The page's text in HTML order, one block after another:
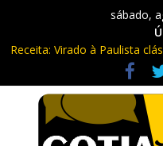
sábado,
Receita: Virado à Paulista
Ladrão de farmácia e
Vargem Grande Paulista
Cine Sustentável traz
para Vargem Grande
WhatsApp vai parar de